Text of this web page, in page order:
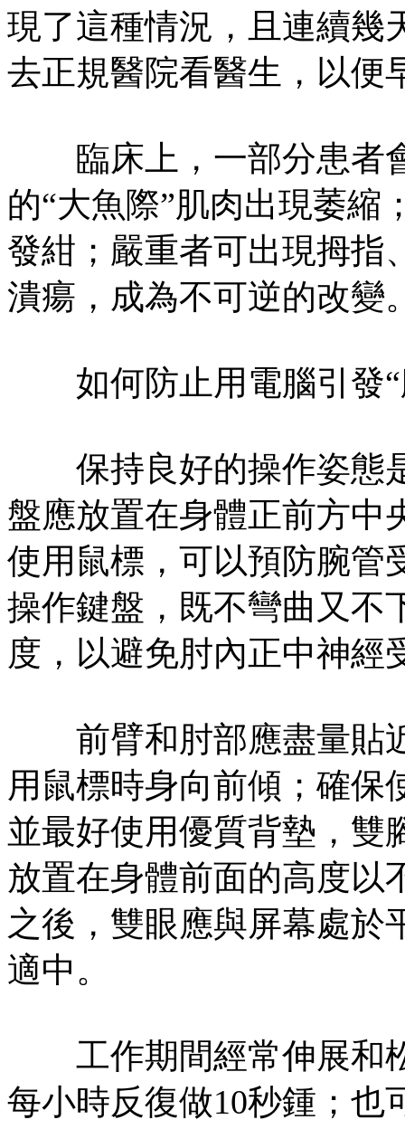
現了這種情況，且連續幾
去正規醫院看醫生，以便
臨床上，一部分患者
的“大魚際”肌肉出現萎縮
發紺；嚴重者可出現拇指
潰瘍，成為不可逆的改變
如何防止用電腦引發“
保持良好的操作姿態
盤應放置在身體正前方中
使用鼠標，可以預防腕管
操作鍵盤，既不彎曲又不
度，以避免肘內正中神經
前臂和肘部應盡量貼
用鼠標時身向前傾；確保
並最好使用優質背墊，雙
放置在身體前面的高度以
之後，雙眼應與屏幕處於
適中。
工作期間經常伸展和
每小時反復做10秒鍾；也